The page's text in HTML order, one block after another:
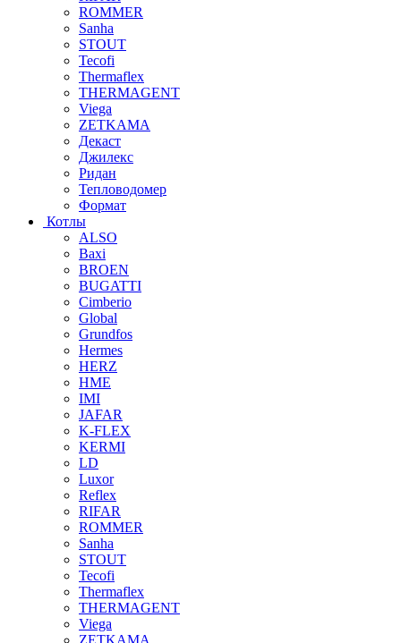
ROMMER
Sanha
STOUT
Tecofi
Thermaflex
THERMAGENT
Viega
ZETKAMA
Декаст
Джилекс
Ридан
Тепловодомер
Формат
Котлы
ALSO
Baxi
BROEN
BUGATTI
Cimberio
Global
Grundfos
Hermes
HERZ
HME
IMI
JAFAR
K-FLEX
KERMI
LD
Luxor
Reflex
RIFAR
ROMMER
Sanha
STOUT
Tecofi
Thermaflex
THERMAGENT
Viega
ZETKAMA